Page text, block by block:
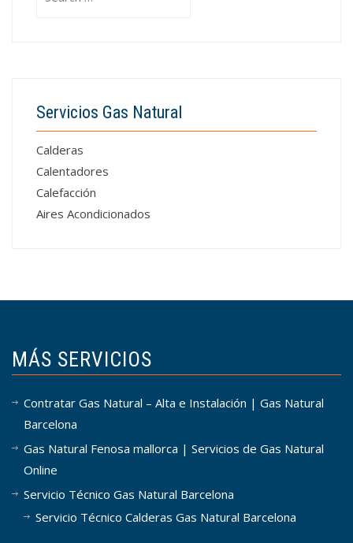
for:
Servicios Gas Natural
Calderas
Calentadores
Calefacción
Aires Acondicionados
MÁS SERVICIOS
Contratar Gas Natural – Alta e Instalación | Gas Natural
Barcelona
Gas Natural Fenosa mallorca | Servicios de Gas Natural
Online
Servicio Técnico Gas Natural Barcelona
Servicio Técnico Calderas Gas Natural Barcelona